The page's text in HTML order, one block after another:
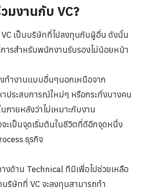
มงานกับ VC?
เป็นบริษัทที่ไปลงทุนกับผู้อื่น ดังนั้น
ารสำหรับพนักงานรับรองไม่น้อยหน้า
ทำงานแบบอื่นๆนอกเหนือจาก
ประสบการณ์ใหม่ๆ หรือกระทั่งบางคน
ภายหลังว่าไม่เหมาะกับงาน
ะเป็นจุดเริ่มต้นในชีวิตที่ดีอีกจุดหนึ่ง
ธุรกิจ
งด้าน Technical ทีมีเพื่อไปช่วยเหลือ
บริษัทที่ VC จะลงทุนสามารถทำ